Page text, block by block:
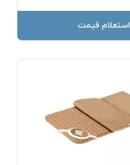
استعلام قیمت